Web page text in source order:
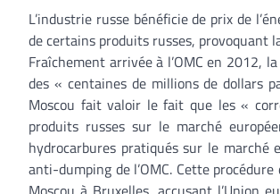
L’industrie russe bénéficie de prix de
de certains produits russes, provoquant
Fraîchement arrivée à l’OMC en 2012,
des « centaines de millions de dollars
Moscou fait valoir le fait que les «
produits russes sur le marché
hydrocarbures pratiqués sur le marché
anti-dumping de l’OMC. Cette